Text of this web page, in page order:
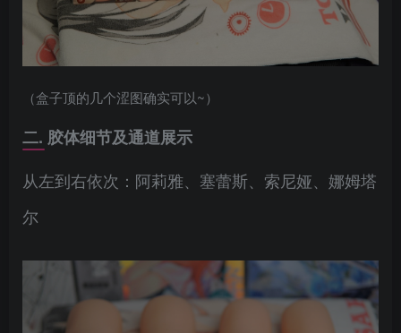
（盒子顶的几个涩图确实可以~）
二. 胶体细节及通道展示
从左到右依次：阿莉雅、塞蕾斯、索尼娅、娜姆塔
尔